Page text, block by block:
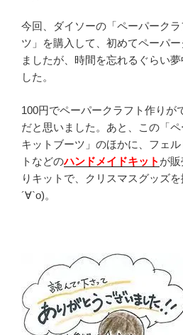
今回、ダイソーの「ペーパーク
ツ」を購入して、初めてペーパ
ましたが、時間を忘れるぐらい
した。
100円でペーパークラフト作りが
だと思いました。あと、この「
キットブーツ」のほかに、フェ
トなどのハンドメイドキット が
りキットで、クリスマスグッズ
´∀`о)。